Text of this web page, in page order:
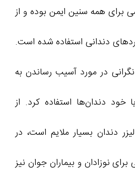
برای همه سنین ایمن بوده و از
کاربردهای دندانی استفاده شده است.
در مورد آسیب رساندن به
خود دندان‌ها استفاده کرد. از
دندان بسیار ملایم است، در
نوزادان و بیماران جوان نیز